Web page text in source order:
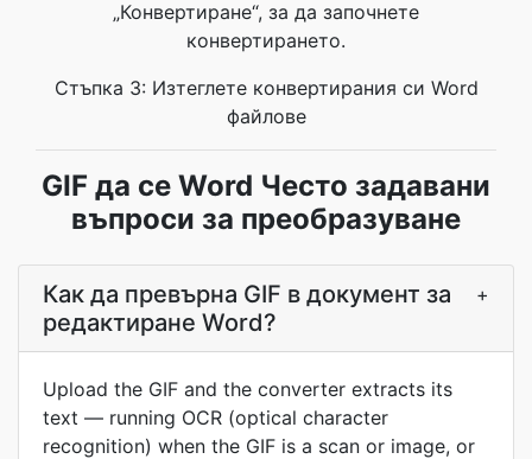
„Конвертиране“, за да започнете
конвертирането.
Стъпка 3: Изтеглете конвертирания си Word
файлове
GIF да се Word Често задавани
въпроси за преобразуване
Как да превърна GIF в документ за
редактиране Word?
+
Upload the GIF and the converter extracts its
text — running OCR (optical character
recognition) when the GIF is a scan or image, or